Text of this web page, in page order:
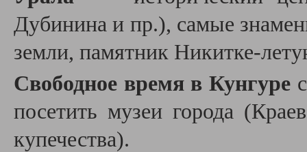
Дубинина и пр.), самые
земли, памятник Никитке-
Свободное время в Кунгуре
посетить музеи города
купечества).